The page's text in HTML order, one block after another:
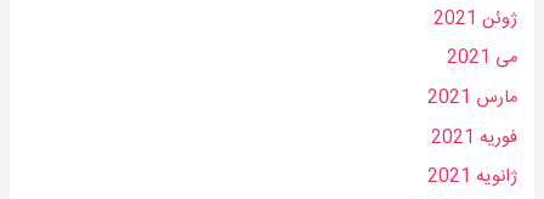
ژوئن 2021
می 2021
مارس 2021
فوریه 2021
ژانویه 2021